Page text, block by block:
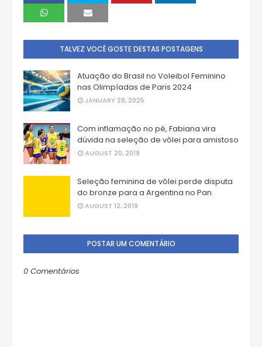
TALVEZ VOCÊ GOSTE DESTAS POSTAGENS
Atuação do Brasil no Voleibol Feminino
nas Olimpíadas de Paris 2024
JANUARY 28, 2025
Com inflamação no pé, Fabiana vira
dúvida na seleção de vôlei para amistoso
AUGUST 20, 2019
Seleção feminina de vôlei perde disputa
do bronze para a Argentina no Pan
AUGUST 12, 2019
POSTAR UM COMENTÁRIO
0 Comentários